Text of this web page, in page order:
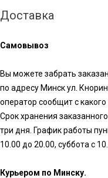
Доставка
Самовывоз
Вы можете забрать
по адресу Минск ул.
оператор сообщит с
Срок хранения
три дня. График работы
10.00 до 20.00, суббота с
Курьером по Минску.